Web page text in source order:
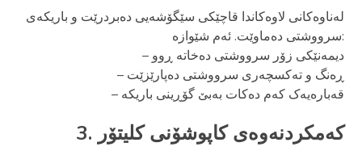
لەناوەکانی لاوەکاندا قاچێکی سێگۆشەیی دەبردرێت و باریکەی
سرووشتی دەماوێت. ئەم شێوازە:
– دیمەنێکی زۆر سرووشتی دەخاتە ڕوو
– ڕەنگ و تەکسچەری سرووشتی دەپارێزێت
– قەبارەیەک کەم دەکات بەبێ گۆڕینی باریکە
3. کەمکردنەوەی کاپوشۆنی کلیتۆر